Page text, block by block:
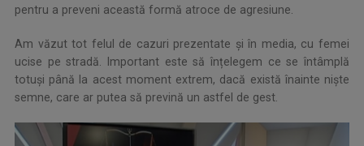
pentru a preveni această formă atroce de agresiune.
Am văzut tot felul de cazuri prezentate și în media, cu femei
ucise pe stradă. Important este să înțelegem ce se întâmplă
totuși până la acest moment extrem, dacă există înainte niște
semne, care ar putea să prevină un astfel de gest.